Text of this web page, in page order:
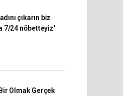
çıkarın biz
7/24 nöbetteyiz'
Olmak Gerçek